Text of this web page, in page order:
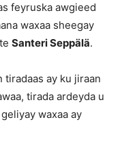
feyruska awgieed
waxaa sheegay
Santeri Seppälä.
tiradaas ay ku jiraan
tirada ardeyda u
waxaa ay